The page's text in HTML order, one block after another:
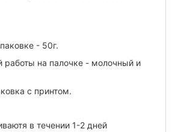
- 50г.
работы на палочке - молочный и
с принтом.
в течении 1-2 дней